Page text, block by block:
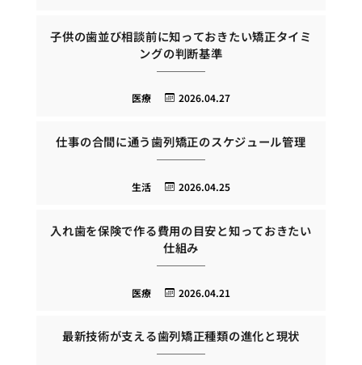
子供の歯並び相談前に知っておきたい矯正タイミ
ングの判断基準
2026.04.27
医療
仕事の合間に通う歯列矯正のスケジュール管理
2026.04.25
生活
入れ歯を保険で作る費用の目安と知っておきたい
仕組み
2026.04.21
医療
最新技術が支える歯列矯正種類の進化と現状